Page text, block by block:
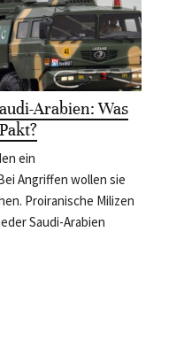
Arabien: Was
ein
Angriffen wollen sie
Proiranische Milizen
Saudi-Arabien